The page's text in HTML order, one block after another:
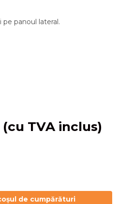
panoul lateral.
(cu TVA inclus)
de cumpărături